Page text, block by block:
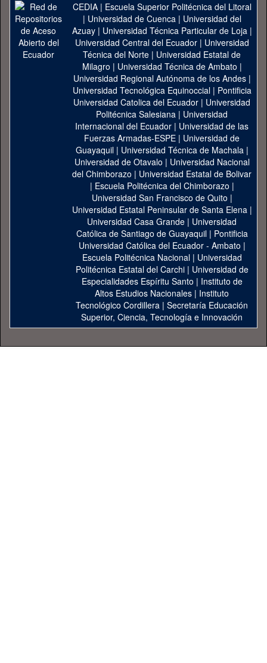
CEDIA| Escuela Superior Politécnica del Litoral
| Universidad de Cuenca| Universidad del
Azuay| Universidad Técnica Particular de Loja|
Universidad Central del Ecuador| Universidad
Técnica del Norte | Universidad Estatal de
Milagro | Universidad Técnica de Ambato |
Universidad Regional Autónoma de los Andes|
Universidad Tecnológica Equinoccial| Pontificia
Universidad Catolica del Ecuador | Universidad
Politécnica Salesiana | Universidad
Internacional del Ecuador | Universidad de las
Fuerzas Armadas-ESPE | Universidad de
Guayaquil| Universidad Técnica de Machala|
Universidad de Otavalo | Universidad Nacional
del Chimborazo | Universidad Estatal de Bolivar
| Escuela Politécnica del Chimborazo |
Universidad San Francisco de Quito |
Universidad Estatal Peninsular de Santa Elena|
Universidad Casa Grande | Universidad
Católica de Santiago de Guayaquil| Pontificia
Universidad Católica del Ecuador - Ambato |
Escuela Politécnica Nacional| Universidad
Politécnica Estatal del Carchi| Universidad de
Especialidades Espíritu Santo | Instituto de
Altos Estudios Nacionales | Instituto
Tecnológico Cordillera | Secretaría Educación
Superior, Ciencia, Tecnología e Innovación